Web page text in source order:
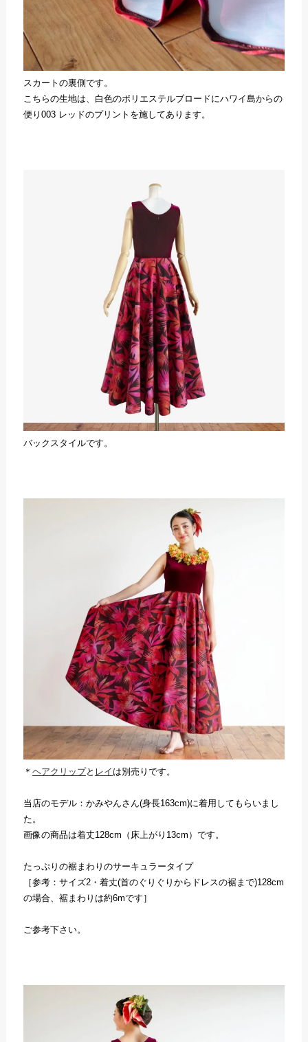
スカートの裏側です。
こちらの生地は、白色のポリエステルブロードにハワイ島からの
便り003 レッドのプリントを施してあります。
バックスタイルです。
＊ ヘアクリップと レイ は別売りです。
当店のモデル：かみやんさん(身長163cm)に着用してもらいまし
た。
画像の商品は着丈128cm（床上がり13cm）です。
たっぷりの裾まわりのサーキュラータイプ
［参考：サイズ2・着丈(首のぐりぐりからドレスの裾まで)128cm
の場合、裾まわりは約6mです］
ご参考下さい。